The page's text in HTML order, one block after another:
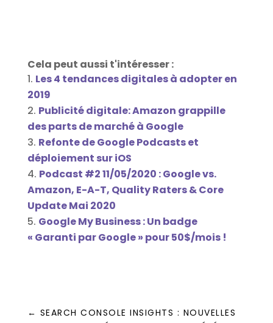
Cela peut aussi t'intéresser :
Les 4 tendances digitales à adopter en
2019
Publicité digitale: Amazon grappille
des parts de marché à Google
Refonte de Google Podcasts et
déploiement sur iOS
Podcast #2 11/05/2020 : Google vs.
Amazon, E-A-T, Quality Raters & Core
Update Mai 2020
Google My Business : Un badge
« Garanti par Google » pour 50$/mois !
← SEARCH CONSOLE INSIGHTS : NOUVELLES